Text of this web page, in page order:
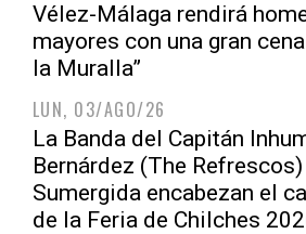
Vélez-Málaga rendirá
mayores con una gran
la Muralla”
LUN, 03/AGO/26
La Banda del Capitán
Bernárdez (The
Sumergida encabezan el
de la Feria de Chilches